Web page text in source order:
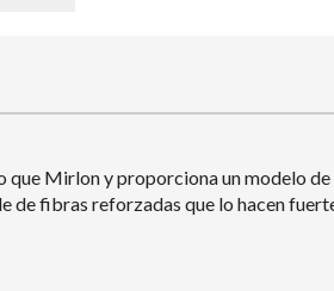
Mirlon y proporciona un modelo de
de fibras reforzadas que lo hacen